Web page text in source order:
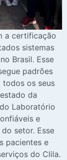
a certificação
sistemas
Brasil. Esse
padrões
todos os seus
da
Laboratório
e
setor. Esse
pacientes e
do Clila.